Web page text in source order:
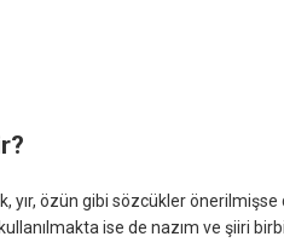
yır, özün gibi sözcükler
kullanılmakta ise de nazım ve şiiri